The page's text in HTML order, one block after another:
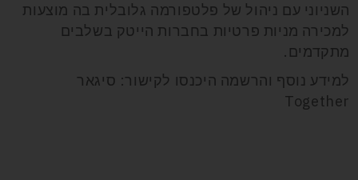
השניוני עם ניהול של פלטפורמה גלובלית בה מוצעות
למכירה מניות פרטיות בחברות הייטק בשלבים
מתקדמים.
למידע נוסף והרשמה היכנסו לקישור: סיגאר
Together